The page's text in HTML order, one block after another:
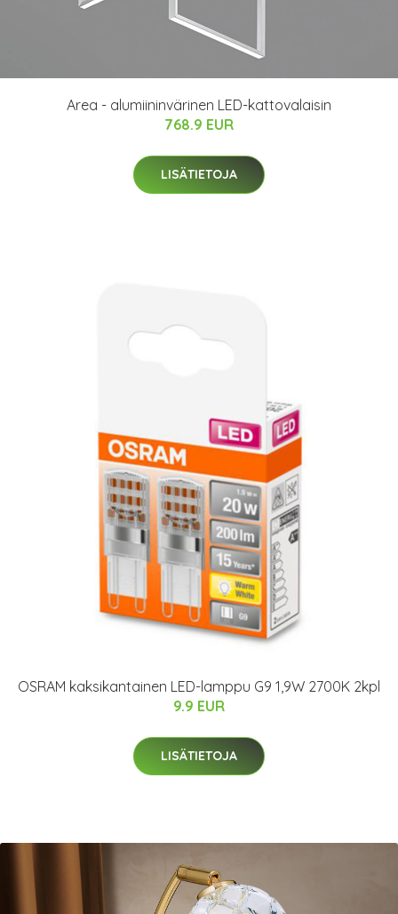
Area - alumiininvärinen LED-kattovalaisin
768.9 EUR
LISÄTIETOJA
OSRAM kaksikantainen LED-lamppu G9 1,9W 2700K 2kpl
9.9 EUR
LISÄTIETOJA